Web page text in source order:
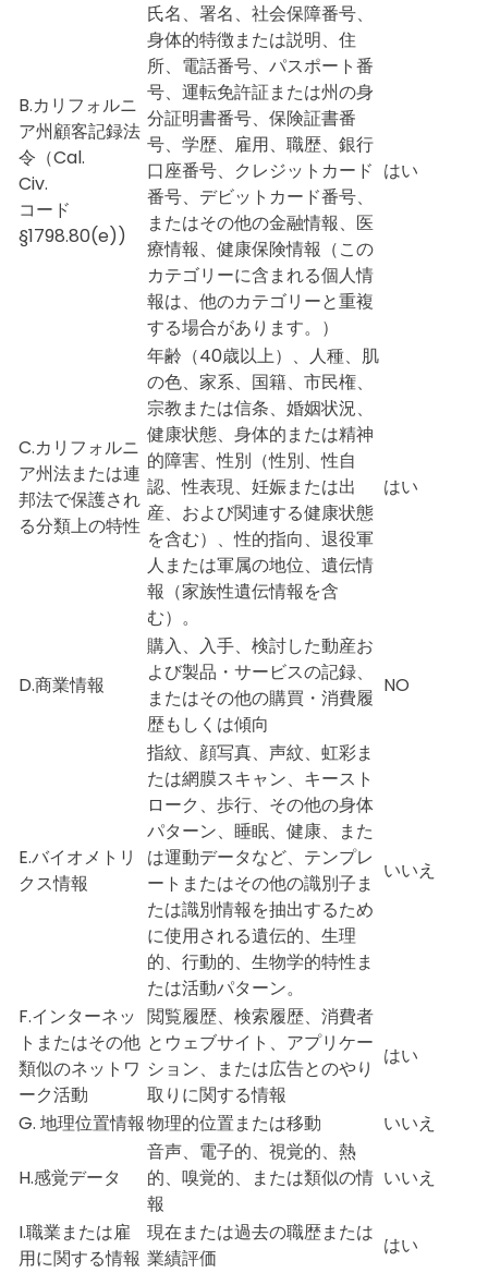
B.カリフォルニ
ア州顧客記録法
令（Cal.
Civ.
コード
§1798.80(e))
氏名、署名、社会保障番号、
身体的特徴または説明、住
所、電話番号、パスポート番
号、運転免許証または州の身
分証明書番号、保険証書番
号、学歴、雇用、職歴、銀行
口座番号、クレジットカード
番号、デビットカード番号、
またはその他の金融情報、医
療情報、健康保険情報（この
カテゴリーに含まれる個人情
報は、他のカテゴリーと重複
する場合があります。）
はい
C.カリフォルニ
ア州法または連
邦法で保護され
る分類上の特性
年齢（40歳以上）、人種、肌
の色、家系、国籍、市民権、
宗教または信条、婚姻状況、
健康状態、身体的または精神
的障害、性別（性別、性自
認、性表現、妊娠または出
産、および関連する健康状態
を含む）、性的指向、退役軍
人または軍属の地位、遺伝情
報（家族性遺伝情報を含
む）。
はい
D.商業情報
購入、入手、検討した動産お
よび製品・サービスの記録、
またはその他の購買・消費履
歴もしくは傾向
NO
E.バイオメトリ
クス情報
指紋、顔写真、声紋、虹彩ま
たは網膜スキャン、キースト
ローク、歩行、その他の身体
パターン、睡眠、健康、また
は運動データなど、テンプレ
ートまたはその他の識別子ま
たは識別情報を抽出するため
に使用される遺伝的、生理
的、行動的、生物学的特性ま
たは活動パターン。
いいえ
F.インターネッ
トまたはその他
類似のネットワ
ーク活動
閲覧履歴、検索履歴、消費者
とウェブサイト、アプリケー
ション、または広告とのやり
取りに関する情報
はい
G. 地理位置情報物理的位置または移動 いいえ
H.感覚データ
音声、電子的、視覚的、熱
的、嗅覚的、または類似の情
報
いいえ
I.職業または雇
用に関する情報
現在または過去の職歴または
業績評価
はい